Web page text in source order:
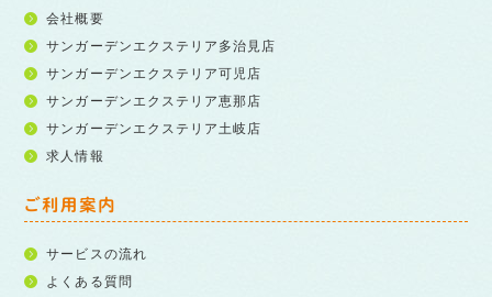
会社概要
サンガーデンエクステリア多治見店
サンガーデンエクステリア可児店
サンガーデンエクステリア恵那店
サンガーデンエクステリア土岐店
求人情報
ご利用案内
サービスの流れ
よくある質問